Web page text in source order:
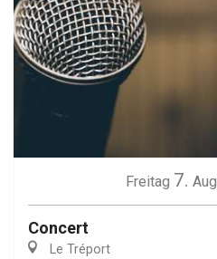
Freitag 7. Aug
Concert
Le Tréport